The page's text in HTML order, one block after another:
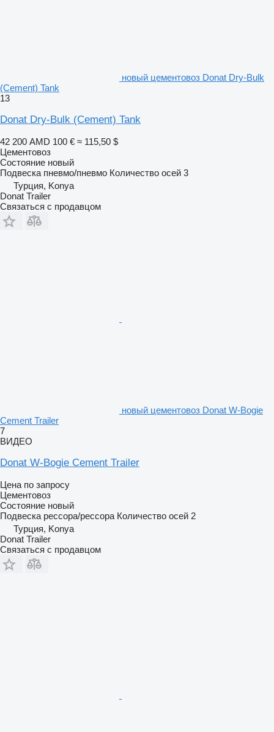
новый цементовоз Donat Dry-Bulk
(Cement) Tank
13
Donat Dry-Bulk (Cement) Tank
42 200 AMD 100 € ≈ 115,50 $
Цементовоз
Состояние новый
Подвеска пневмо/пневмо Количество осей 3
Турция, Konya
Donat Trailer
Связаться с продавцом
новый цементовоз Donat W-Bogie
Cement Trailer
7
ВИДЕО
Donat W-Bogie Cement Trailer
Цена по запросу
Цементовоз
Состояние новый
Подвеска рессора/рессора Количество осей 2
Турция, Konya
Donat Trailer
Связаться с продавцом